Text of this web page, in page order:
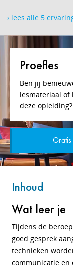
› lees alle 5
Proefles
Ben jij
lesmateriaal of
deze opleiding?
Inhoud
Wat leer je
Tijdens de
goed gesprek
technieken
communicatie en